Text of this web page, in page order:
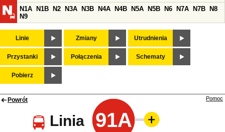
N1A
N1B N2 N3A N3B N4A N4B N5A N5B N6 N7A N7B
N8
N9
Linie Zmiany Utrudnienia
Przystanki Połączenia Schematy
Pobierz
Powrót
Linia 91A
Pomoc